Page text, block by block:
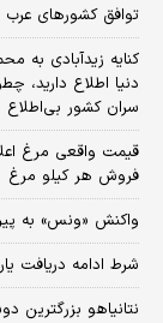
توافق کشورهای عرب
کنایه زیدآبادی به
دنیا اطلاع دارید،
سران کشور بی‌اطلاع
فروش هر کیلو مرغ
واکنش «ونس» به
شرط ادامه دریافت
نتانیاهو